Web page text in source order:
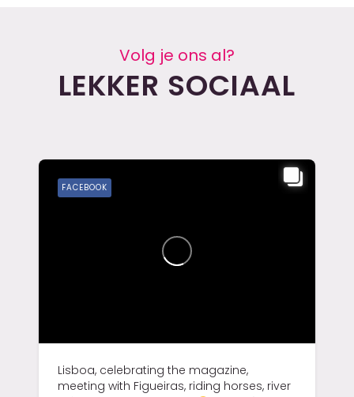
Volg je ons al?
LEKKER SOCIAAL
Lisboa, celebrating the magazine,
meeting with Figueiras, riding horses, river
FACEBOOK